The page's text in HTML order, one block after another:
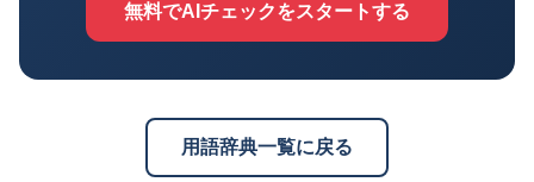
無料でAIチェックをスタートする
用語辞典一覧に戻る